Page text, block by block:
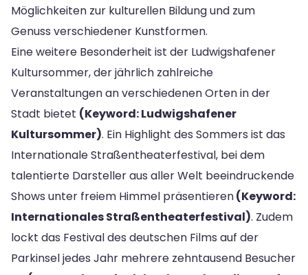
Möglichkeiten zur kulturellen Bildung und zum
Genuss verschiedener Kunstformen.
Eine weitere Besonderheit ist der Ludwigshafener
Kultursommer, der jährlich zahlreiche
Veranstaltungen an verschiedenen Orten in der
Stadt bietet (Keyword: Ludwigshafener
Kultursommer). Ein Highlight des Sommers ist das
Internationale Straßentheaterfestival, bei dem
talentierte Darsteller aus aller Welt beeindruckende
Shows unter freiem Himmel präsentieren(Keyword:
Internationales Straßentheaterfestival). Zudem
lockt das Festival des deutschen Films auf der
Parkinsel jedes Jahr mehrere zehntausend Besucher